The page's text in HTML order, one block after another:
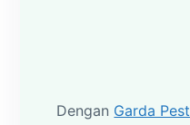
Dengan Garda Pest